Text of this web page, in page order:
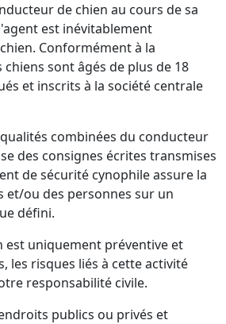
de chien au cours de sa
est inévitablement
Conformément à la
sont âgés de plus de 18
et inscrits à la société centrale
combinées du conducteur
des consignes écrites transmises
de sécurité cynophile assure la
et/ou des personnes sur un
défini.
est uniquement préventive et
les risques liés à cette activité
responsabilité civile.
publics ou privés et